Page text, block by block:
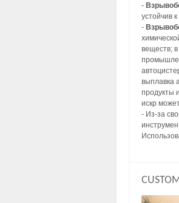
-
устойчив
-
веществ;
выплавка
продукты
искр
- Из-за